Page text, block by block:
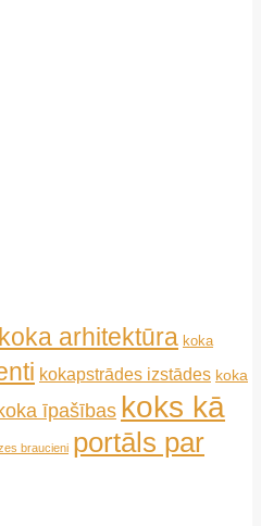
koka arhitektūra koka
kokapstrādes izstādes koka
īpašības koks kā
braucieni portāls par